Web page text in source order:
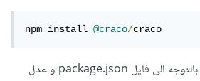
npm install @craco/craco
4- بعد تثبيت CRACO قم بالتوجه الى فايل package.json و عدل